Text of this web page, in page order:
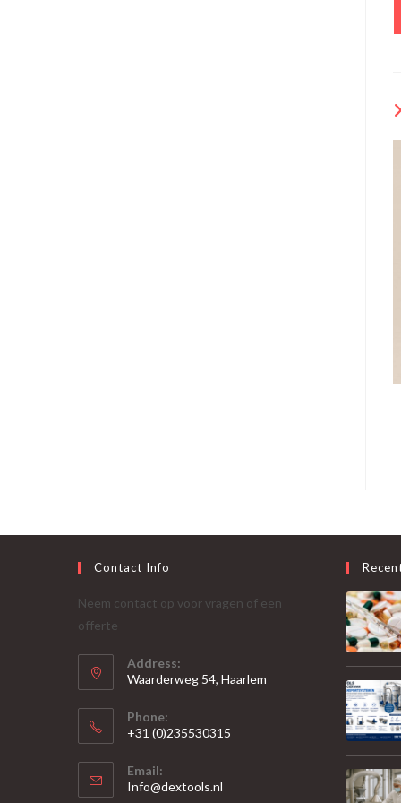
Contact Info
Neem contact op voor vragen of een
offerte
Address:
Waarderweg 54, Haarlem
Phone:
+31 (0)235530315
in
Email:
Info@dextools.nl